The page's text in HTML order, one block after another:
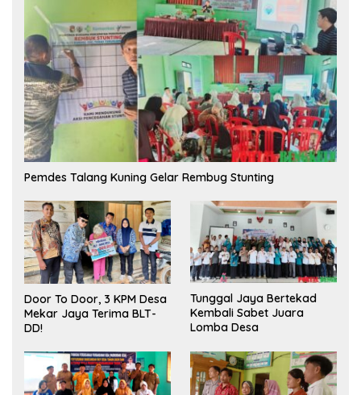
Pemdes Talang Kuning Gelar Rembug Stunting
Door To Door, 3 KPM Desa
Mekar Jaya Terima BLT-
DD!
Tunggal Jaya Bertekad
Kembali Sabet Juara
Lomba Desa